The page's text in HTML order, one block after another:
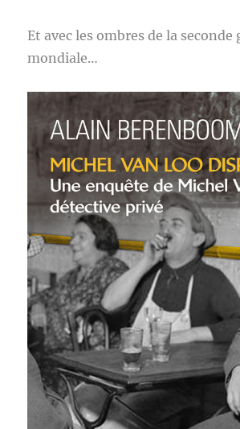
Et avec les ombres de la seconde
mondiale…